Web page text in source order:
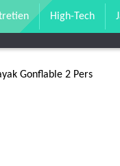
High-Tech
Gonflable 2 Pers